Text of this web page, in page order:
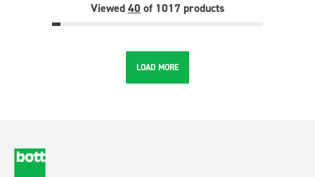
Viewed40 of 1017 products
LOAD MORE